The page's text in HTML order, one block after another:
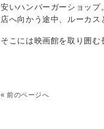
安いハンバーガーショップ
店へ向かう途中、ルーカス
そこには映画館を取り囲む
«前のページへ